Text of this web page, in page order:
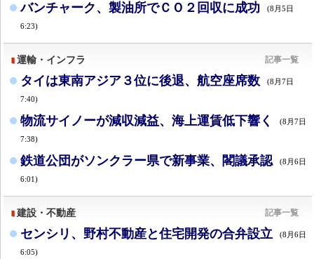
バンチャーク、製油所でＣＯ２回収に成功 (8月5日
6:23)
運輸・インフラ 記事一覧
タイは東南アジア３位に後退、航空座席数 (8月7日
7:40)
物流サイノーが減収減益、海上運賃低下響く (8月7日
7:38)
鉄道公団がソンクラー県で新事業、閣議承認 (8月6日
6:01)
建設・不動産 記事一覧
センシリ、野村不動産と住宅開発の合弁設立 (8月6日
6:05)